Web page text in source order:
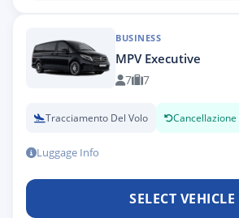
BUSINESS
MPV Executive
7 7
Tracciamento Del Volo
Luggage Info
SELECT VEHICLE